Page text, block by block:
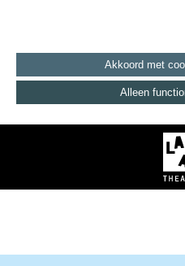
Akkoord met
Alleen